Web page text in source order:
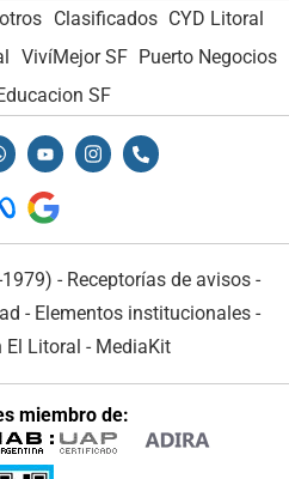
Clasificados CYD Litoral
VivíMejor SF Puerto Negocios
SF
- Receptorías de avisos -
- Elementos institucionales-
El Litoral - MediaKit
miembro de: